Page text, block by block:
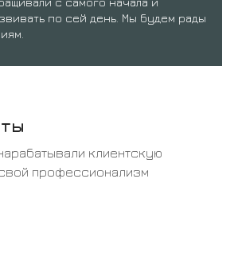
по сей день. Мы будем рады
клиентскую
профессионализм